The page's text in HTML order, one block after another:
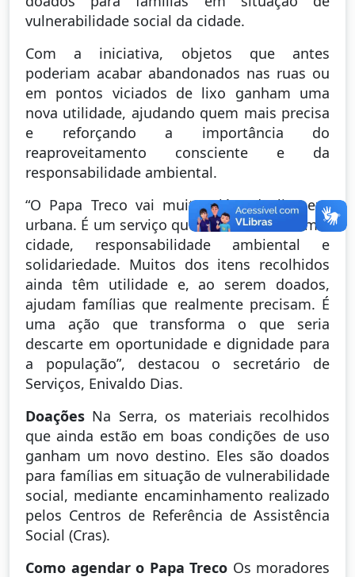
vulnerabilidade social da cidade.
Com a iniciativa, objetos que antes
poderiam acabar abandonados nas ruas ou
em pontos viciados de lixo ganham uma
nova utilidade, ajudando quem mais precisa
e reforçando a importância do
reaproveitamento consciente e da
responsabilidade ambiental.
“O Papa Treco vai muito além da limpeza
urbana. É um serviço que une cuidado com a
cidade, responsabilidade ambiental e
solidariedade. Muitos dos itens recolhidos
ainda têm utilidade e, ao serem doados,
ajudam famílias que realmente precisam. É
uma ação que transforma o que seria
descarte em oportunidade e dignidade para
a população”, destacou o secretário de
Serviços, Enivaldo Dias.
Doações Na Serra, os materiais recolhidos
que ainda estão em boas condições de uso
ganham um novo destino. Eles são doados
para famílias em situação de vulnerabilidade
social, mediante encaminhamento realizado
pelos Centros de Referência de Assistência
Social (Cras).
Como agendar o Papa Treco Os moradores